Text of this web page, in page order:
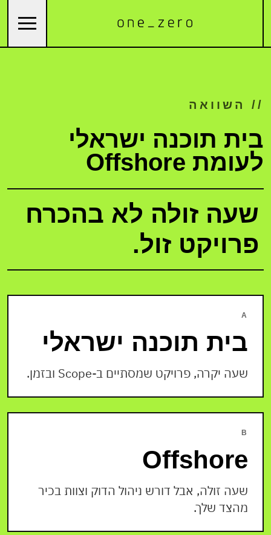
// השוואה
בית תוכנה ישראלי
לעומת Offshore
שעה זולה לא בהכרח
פרויקט זול.
A
בית תוכנה ישראלי
שעה יקרה, פרויקט שמסתיים ב-Scope ובזמן.
B
Offshore
שעה זולה, אבל דורש ניהול הדוק וצוות בכיר
מהצד שלך.